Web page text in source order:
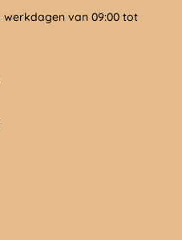
van 09:00 tot